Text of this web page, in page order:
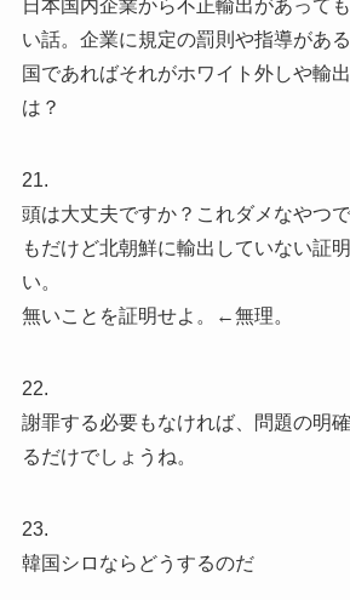
日本国内企業から不正輸出があって
い話。企業に規定の罰則や指導があ
国であればそれがホワイト外しや輸
は？
21.
頭は大丈夫ですか？これダメなやつ
もだけど北朝鮮に輸出していない証
い。
無いことを証明せよ。←無理。
22.
謝罪する必要もなければ、問題の明
るだけでしょうね。
23.
韓国シロならどうするのだ